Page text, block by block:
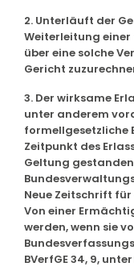
2. Unterläuft der
Weiterleitung
über eine solche
Gericht
3. Der wirksame
unter anderem
Zeitpunkt des
Geltung
Neue Zeitschrift für
Von einer
werden, wenn sie
BVerfGE 34, 9, unter